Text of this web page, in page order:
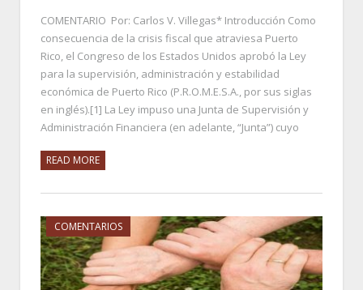
COMENTARIO Por: Carlos V. Villegas* Introducción Como
consecuencia de la crisis fiscal que atraviesa Puerto
Rico, el Congreso de los Estados Unidos aprobó la Ley
para la supervisión, administración y estabilidad
económica de Puerto Rico (P.R.O.M.E.S.A., por sus siglas
en inglés).[1] La Ley impuso una Junta de Supervisión y
Administración Financiera (en adelante, “Junta”) cuyo
READ MORE
COMENTARIOS